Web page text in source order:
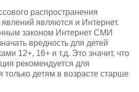
распространения
являются и Интернет.
законом Интернет СМИ
вредность для детей
12+, 16+ и т.д. Это значит, что
рекомендуется для
только детям в возрасте старше